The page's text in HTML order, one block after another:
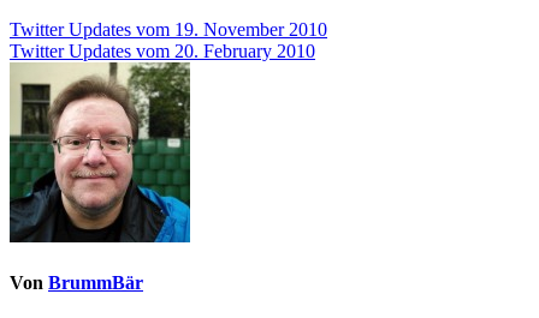
Beitragsnavigation
Twitter Updates vom 19. November 2010
Twitter Updates vom 20. February 2010
Von BrummBär